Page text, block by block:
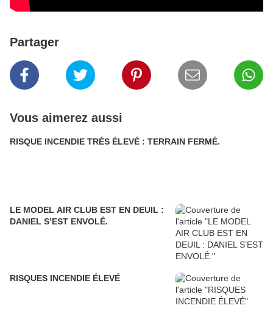
Partager
Vous aimerez aussi
RISQUE INCENDIE TRÉS ÉLEVÉ : TERRAIN FERMÉ.
LE MODEL AIR CLUB EST EN DEUIL :
DANIEL S’EST ENVOLÉ.
RISQUES INCENDIE ÉLEVÉ